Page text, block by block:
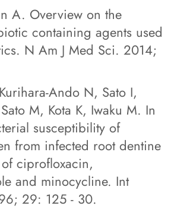
A. Overview on the
containing agents used
N Am J Med Sci. 2014;
Ando N, Sato I,
M, Kota K, Iwaku M. In
susceptibility of
from infected root dentine
ciprofloxacin,
and minocycline. Int
29: 125 - 30.